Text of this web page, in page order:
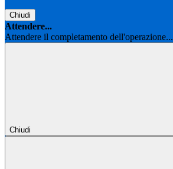
Chiudi
Attendere...
Attendere il completamento dell'operazione...
Chiudi